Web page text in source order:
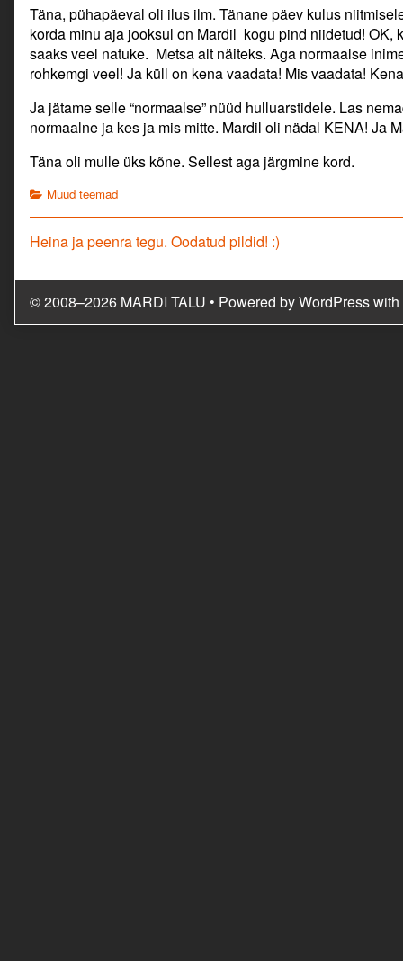
Täna, pühapäeval oli ilus ilm. Tänane päev kulus
korda minu aja jooksul on Mardil kogu pind niidetud! OK,
saaks veel natuke. Metsa alt näiteks. Aga normaalse
rohkemgi veel! Ja küll on kena vaadata! Mis vaadata!
Ja jätame selle “normaalse” nüüd hulluarstidele. Las
normaalne ja kes ja mis mitte. Mardil oli nädal KENA! Ja
Täna oli mulle üks kõne. Sellest aga järgmine kord.
Categories
Muud teemad
Navigeerimine
Previous
Heina ja peenra tegu. Oodatud pildid! :)
© 2008–2026 MARDI TALU • Powered byWordPresswith